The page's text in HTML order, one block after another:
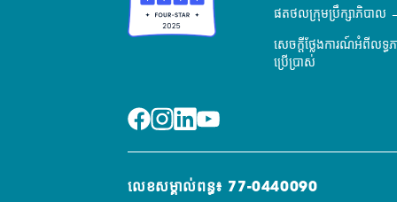
ផតថលក្រុមប្រឹក្សាភិបាល
សេចក្តីថ្លែងការណ៍អំពីលទ្ធភ
ប្រើប្រាស់
លេខសម្គាល់ពន្ធ៖ 77-0440090